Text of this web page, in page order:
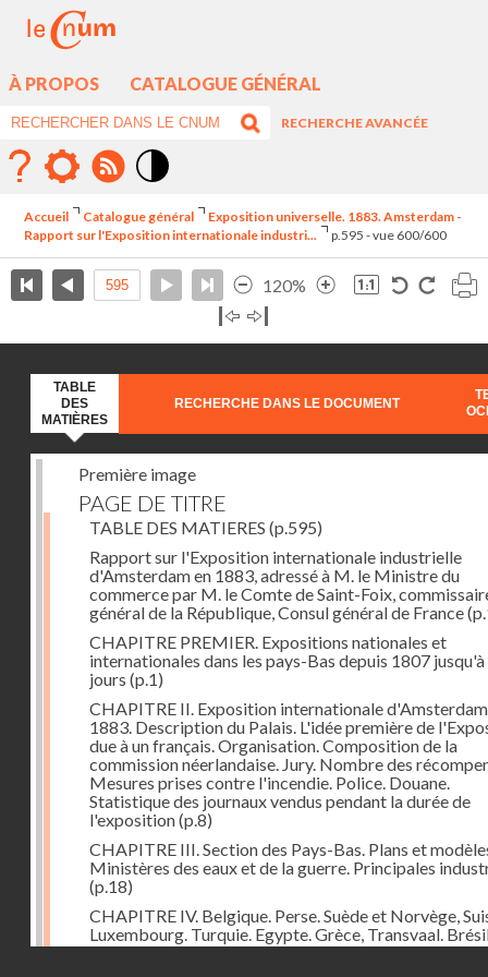
À PROPOS CATALOGUE GÉNÉRAL
RECHERCHE AVANCÉE
élévé
Accueil Catalogue général
Exposition universelle. 1883. Amsterdam -
Rapport sur l'Exposition internationale industri...
p.595 - vue 600/600
120%
TABLE
DES
MATIÈRES
RECHERCHE DANS LE DOCUMENT
Première image
PAGE DE TITRE
TABLE DES MATIERES (p.595)
Rapport sur l'Exposition internationale industrielle
d'Amsterdam en 1883, adressé à M. le Ministre du
commerce par M. le Comte de Saint-Foix,
général de la République, Consul général de France
CHAPITRE PREMIER. Expositions nationales et
internationales dans les pays-Bas depuis 1807 jusqu'à
jours (p.1)
CHAPITRE II. Exposition internationale
1883. Description du Palais. L'idée première de
due à un français. Organisation. Composition de la
commission néerlandaise. Jury. Nombre des
Mesures prises contre l'incendie. Police. Douane.
Statistique des journaux vendus pendant la durée de
l'exposition(p.8)
CHAPITRE III. Section des Pays-Bas. Plans et
Ministères des eaux et de la guerre. Principales
(p.18)
CHAPITRE IV. Belgique. Perse. Suède et Norvège,
Luxembourg. Turquie. Egypte. Grèce, Transvaal.
Chine. Italie, Angleterre. Russie. Espagne. Autriche-